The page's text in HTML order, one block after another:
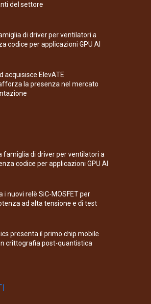
del settore
di driver per ventilatori a
codice per applicazioni GPU AI
acquisisce ElevATE
la presenza nel mercato
famiglia di driver per ventilatori a
codice per applicazioni GPU AI
i nuovi relè SiC-MOSFET per
ad alta tensione e di test
presenta il primo chip mobile
crittografia post-quantistica